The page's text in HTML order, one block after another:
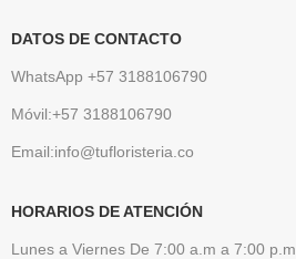
DATOS DE CONTACTO
WhatsApp +57 3188106790
Móvil:+57 3188106790
Email:info@tufloristeria.co
HORARIOS DE ATENCIÓN
Lunes a Viernes De 7:00 a.m a 7:00 p.m